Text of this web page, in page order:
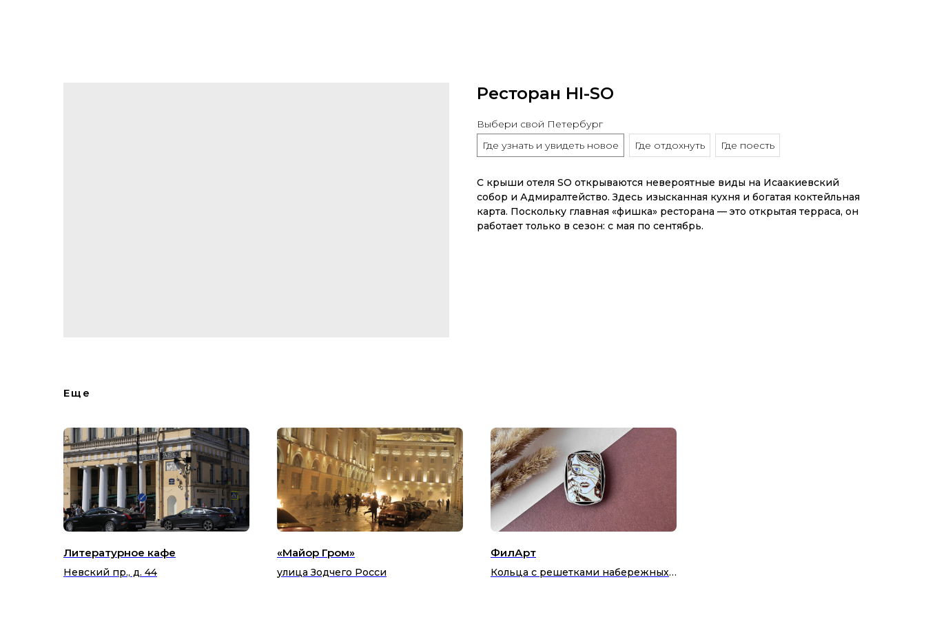
Ресторан HI-SO
Выбери свой Петербург
Где узнать и увидеть новое
Где отдохнуть Где поесть
С крыши отеля SO открываются невероятные виды на Исаакиевский
собор и Адмиралтейство. Здесь изысканная кухня и богатая коктейльная
карта. Поскольку главная «фишка» ресторана — это открытая терраса, он
работает только в сезон: с мая по сентябрь.
Еще
Литературное кафе
Невский пр., д. 44
«Майор Гром»
улица Зодчего Росси
ФилАрт
Кольца с решетками набережных